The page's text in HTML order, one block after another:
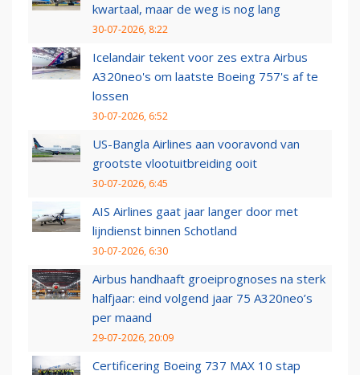
kwartaal, maar de weg is nog lang
30-07-2026, 8:22
Icelandair tekent voor zes extra Airbus
A320neo's om laatste Boeing 757's af te
lossen
30-07-2026, 6:52
US-Bangla Airlines aan vooravond van
grootste vlootuitbreiding ooit
30-07-2026, 6:45
AIS Airlines gaat jaar langer door met
lijndienst binnen Schotland
30-07-2026, 6:30
Airbus handhaaft groeiprognoses na sterk
halfjaar: eind volgend jaar 75 A320neo’s
per maand
29-07-2026, 20:09
Certificering Boeing 737 MAX 10 stap